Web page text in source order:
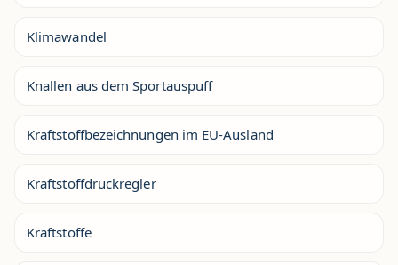
Klimawandel
Knallen aus dem Sportauspuff
Kraftstoffbezeichnungen im EU-Ausland
Kraftstoffdruckregler
Kraftstoffe